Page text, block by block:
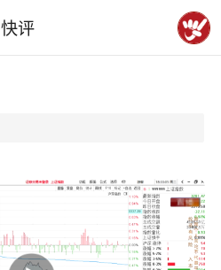
快评
下拉刷新